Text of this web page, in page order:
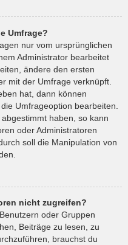
Umfrage?
nur vom ursprünglichen
Administrator bearbeitet
ändere den ersten
mit der Umfrage verknüpft.
hat, dann können
Umfrageoption bearbeiten.
haben, so kann
oder Administratoren
soll die Manipulation von
nicht zugreifen?
oder Gruppen
Beiträge zu lesen, zu
brauchst du